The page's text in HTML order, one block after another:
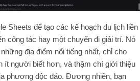
Sheets để tạo các kế hoạch du lịch liền
công tác hay một chuyến đi giải trí. Nó
địa điểm nổi tiếng nhất, chỉ cho
ít người biết hơn, và thậm chí giới thiệu
phương độc đáo. Đương nhiên, bạn